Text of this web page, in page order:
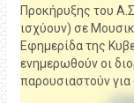
Προκήρυξης του
ισχύουν) σε
Εφημερίδα της
ενημερωθούν οι
παρουσιαστούν